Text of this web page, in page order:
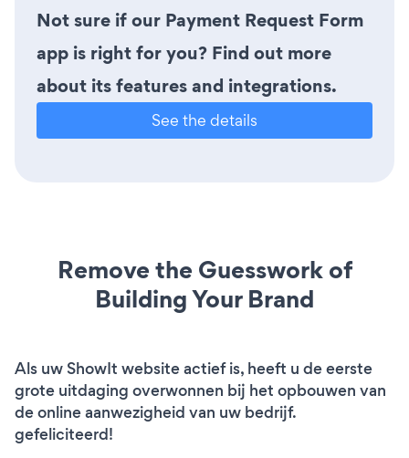
Not sure if our Payment Request Form
app is right for you? Find out more
about its features and integrations.
See the details
Remove the Guesswork of
Building Your Brand
Als uw ShowIt website actief is, heeft u de eerste
grote uitdaging overwonnen bij het opbouwen van
de online aanwezigheid van uw bedrijf.
gefeliciteerd!